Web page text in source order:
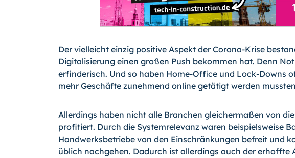
Der vielleicht einzig positive Aspekt der Corona-Krise
Digitalisierung einen großen Push bekommen hat. Denn
erfinderisch. Und so haben Home-Office und Lock-Downs
mehr Geschäfte zunehmend online getätigt werden
Allerdings haben nicht alle Branchen gleichermaßen von
profitiert. Durch die Systemrelevanz waren beispielsweise
Handwerksbetriebe von den Einschränkungen befreit und
üblich nachgehen. Dadurch ist allerdings auch der erhoffte